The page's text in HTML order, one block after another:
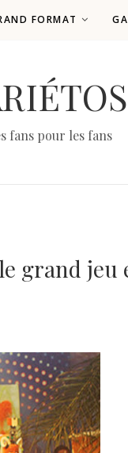
fans pour les fans
FORMAT
grand jeu